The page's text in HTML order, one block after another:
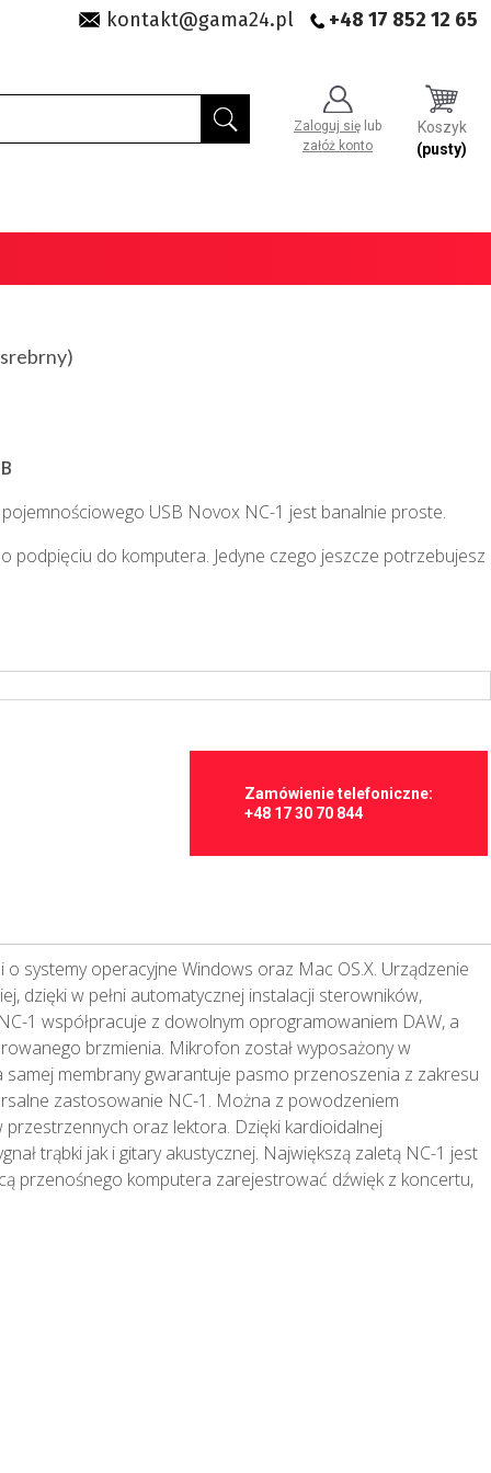
kontakt@gama24.pl +48 17 852 12 65
Zaloguj się lub
załóż konto
Koszyk
(pusty)
USB Novox NC-1 jest banalnie proste.
podpięciu do komputera. Jedyne czego jeszcze potrzebujesz
Zamówienie telefoniczne:
+48 17 30 70 844
systemy operacyjne Windows oraz Mac OS.X. Urządzenie
dzięki w pełni automatycznej instalacji sterowników,
1 współpracuje z dowolnym oprogramowaniem DAW, a
brzmienia. Mikrofon został wyposażony w
membrany gwarantuje pasmo przenoszenia z zakresu
zastosowanie NC-1. Można z powodzeniem
oraz lektora. Dzięki kardioidalnej
trąbki jak i gitary akustycznej. Największą zaletą NC-1 jest
przenośnego komputera zarejestrować dźwięk z koncertu,